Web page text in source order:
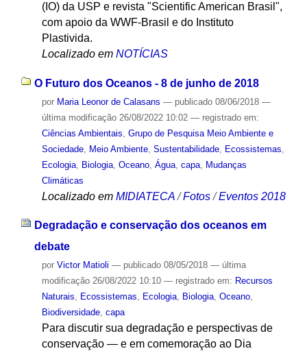
(IO) da USP e revista "Scientific American Brasil",
com apoio da WWF-Brasil e do Instituto
Plastivida.
Localizado em NOTÍCIAS
O Futuro dos Oceanos - 8 de junho de 2018
por Maria Leonor de Calasans — publicado08/06/2018 —
última modificação26/08/2022 10:02 — registrado em:
Ciências Ambientais Grupo de Pesquisa Meio Ambiente e
Sociedade, Meio Ambiente, Sustentabilidade, Ecossistemas
Ecologia, Biologia, Oceano, Água, capa, Mudanças
Climáticas
Localizado em MIDIATECA /Fotos /Eventos 2018
Degradação e conservação dos oceanos em
debate
por Victor Matioli — publicado08/05/2018 — última
modificação26/08/2022 10:10 — registrado em: Recursos
Naturais, Ecossistemas, Ecologia, Biologia, Oceano,
Biodiversidade, capa
Para discutir sua degradação e perspectivas de
conservação — e em comemoração ao Dia